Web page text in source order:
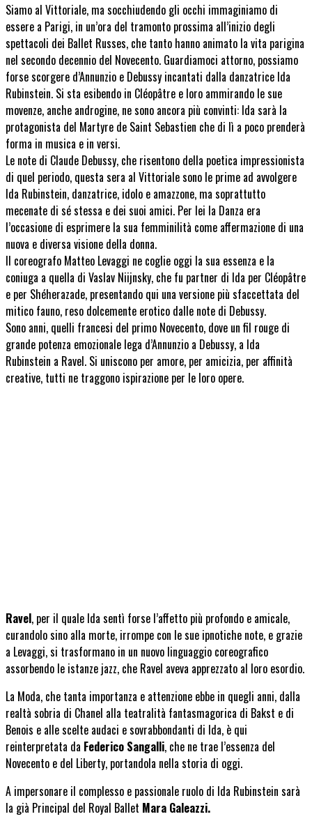
Siamo al Vittoriale, ma socchiudendo gli occhi immaginiamo di
essere a Parigi, in un’ora del tramonto prossima all’inizio degli
spettacoli dei Ballet Russes, che tanto hanno animato la vita parigina
nel secondo decennio del Novecento. Guardiamoci attorno, possiamo
forse scorgere d’Annunzio e Debussy incantati dalla danzatrice Ida
Rubinstein. Si sta esibendo in Cléopâtre e loro ammirando le sue
movenze, anche androgine, ne sono ancora più convinti: Ida sarà la
protagonista del Martyre de Saint Sebastien che di lì a poco prenderà
forma in musica e in versi.
Le note di Claude Debussy, che risentono della poetica impressionista
di quel periodo, questa sera al Vittoriale sono le prime ad avvolgere
Ida Rubinstein, danzatrice, idolo e amazzone, ma soprattutto
mecenate di sé stessa e dei suoi amici. Per lei la Danza era
l’occasione di esprimere la sua femminilità come affermazione di una
nuova e diversa visione della donna.
Il coreografo Matteo Levaggi ne coglie oggi la sua essenza e la
coniuga a quella di Vaslav Niijnsky, che fu partner di Ida per Cléopâtre
e per Shéherazade, presentando qui una versione più sfaccettata del
mitico fauno, reso dolcemente erotico dalle note di Debussy.
Sono anni, quelli francesi del primo Novecento, dove un fil rouge di
grande potenza emozionale lega d’Annunzio a Debussy, a Ida
Rubinstein a Ravel. Si uniscono per amore, per amicizia, per affinità
creative, tutti ne traggono ispirazione per le loro opere.
Ravel, per il quale Ida sentì forse l’affetto più profondo e amicale,
curandolo sino alla morte, irrompe con le sue ipnotiche note, e grazie
a Levaggi, si trasformano in un nuovo linguaggio coreografico
assorbendo le istanze jazz, che Ravel aveva apprezzato al loro esordio.
La Moda, che tanta importanza e attenzione ebbe in quegli anni, dalla
realtà sobria di Chanel alla teatralità fantasmagorica di Bakst e di
Benois e alle scelte audaci e sovrabbondanti di Ida, è qui
reinterpretata da Federico Sangalli, che ne trae l’essenza del
Novecento e del Liberty, portandola nella storia di oggi.
A impersonare il complesso e passionale ruolo di Ida Rubinstein sarà
la già Principal del Royal Ballet Mara Galeazzi.